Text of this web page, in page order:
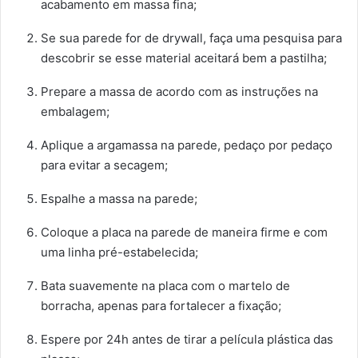
acabamento em massa fina;
Se sua parede for de drywall, faça uma pesquisa para
descobrir se esse material aceitará bem a pastilha;
Prepare a massa de acordo com as instruções na
embalagem;
Aplique a argamassa na parede, pedaço por pedaço
para evitar a secagem;
Espalhe a massa na parede;
Coloque a placa na parede de maneira firme e com
uma linha pré-estabelecida;
Bata suavemente na placa com o martelo de
borracha, apenas para fortalecer a fixação;
Espere por 24h antes de tirar a película plástica das